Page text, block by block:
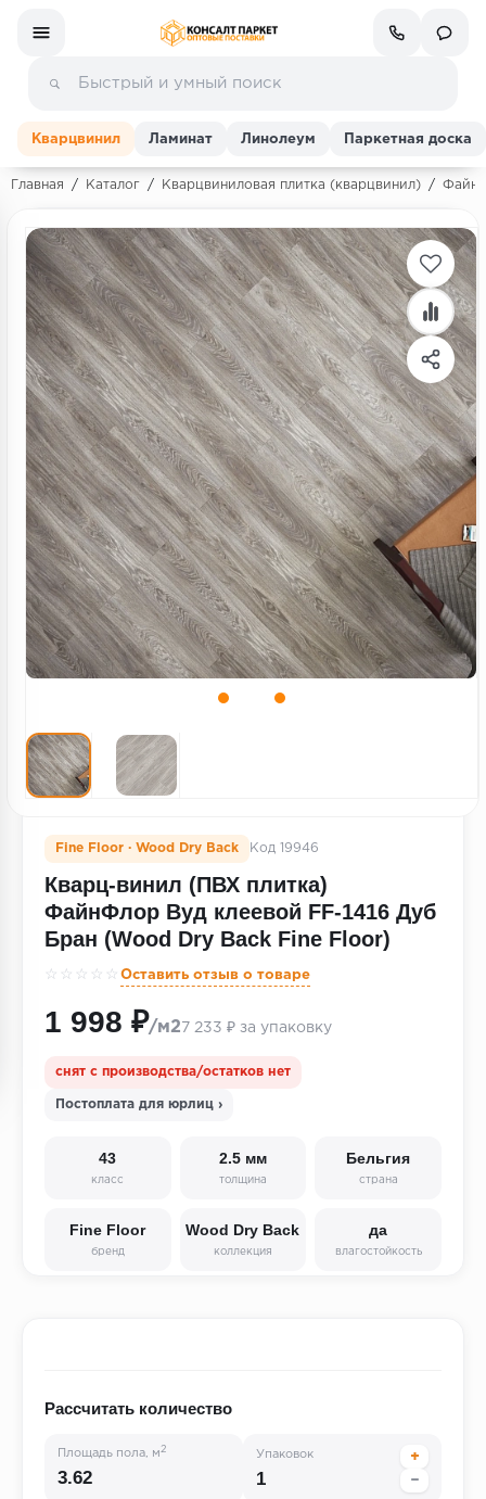
Ламинат
Линолеум
Кварц-винил (ПВХ плитка)
Инженерная доска
Паркетная доска
Террасная доска
Пробковое покрытие
Ковровая плитка
Плинтус
Строительные материалы
Кварцвинил Ламинат Линолеум Паркетная доска
Главная / Каталог / Кварцвиниловая плитка (кварцвинил) /
Fine Floor · Wood Dry Back Код 19946
Кварц-винил (ПВХ плитка)
ФайнФлор Вуд клеевой FF-1416 Дуб
Бран (Wood Dry Back Fine Floor)
☆☆☆☆☆ Оставить отзыв о товаре
1 998 ₽/м2 7 233 ₽ за упаковку
снят с производства/остатков нет
Постоплата для юрлиц ›
43
класс
2.5 мм
толщина
Бельгия
страна
Fine Floor
бренд
Wood Dry Back
коллекция
да
влагостойкость
Рассчитать количество
Площадь пола, м 2
Упаковок
+
−